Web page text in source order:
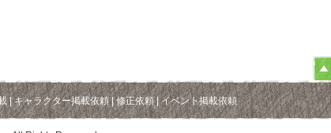
|キャラクター掲載依頼|修正依頼|イベント掲載依頼